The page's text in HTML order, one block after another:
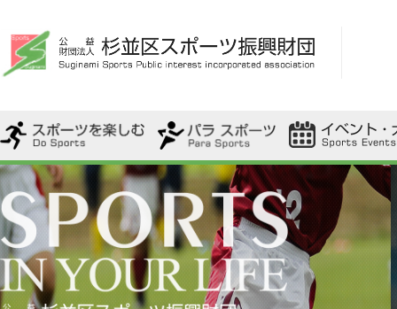
・スポーツ始めキャンペーン
・一般使用
・さざんかネットを活用しよう
・スポーツ観戦しよう
・その他スポーツを楽しむ教室
・スポーツフェスティバル ・わいわいスポーツ教室
・ユニバーサルタイム
・ふれあいスポ・レク体験会
・パラスポーツ用具貸出
・ポンダンス
・ポンダンス 踊ってみました
・ユニバーサルスポーツ・歩こう会
・ファミリー駅伝
・杉並区内で開催
・杉並区スポーツ
・都大会
・スポ・レク協会
・ふれあいフェス